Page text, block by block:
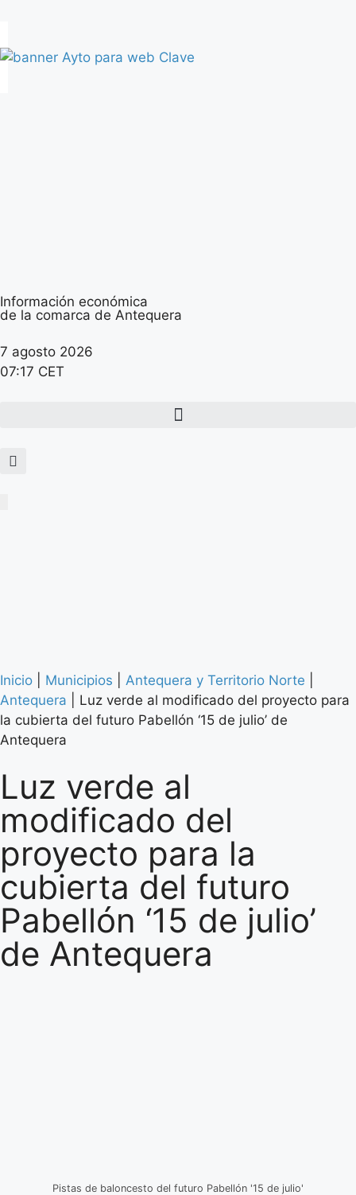
Información económica
de la comarca de Antequera
7 agosto 2026
07:17 CET
Inicio Municipios Antequera y Territorio Norte
Antequera
Luz verde al modificado del proyecto para
la cubierta del futuro Pabellón ‘15 de julio’ de
Antequera
Luz verde al
modificado del
proyecto para la
cubierta del futuro
Pabellón ‘15 de julio’
de Antequera
Pistas de baloncesto del futuro Pabellón '15 de julio'